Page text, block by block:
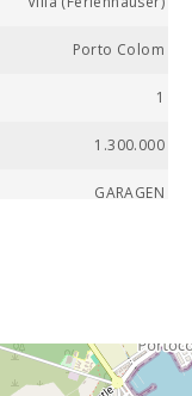
Porto Colom
1
1.300.000
GARAGEN
YES